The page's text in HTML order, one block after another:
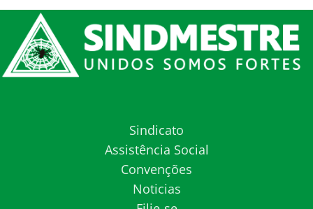
Sindicato
Assistência Social
Convenções
Noticias